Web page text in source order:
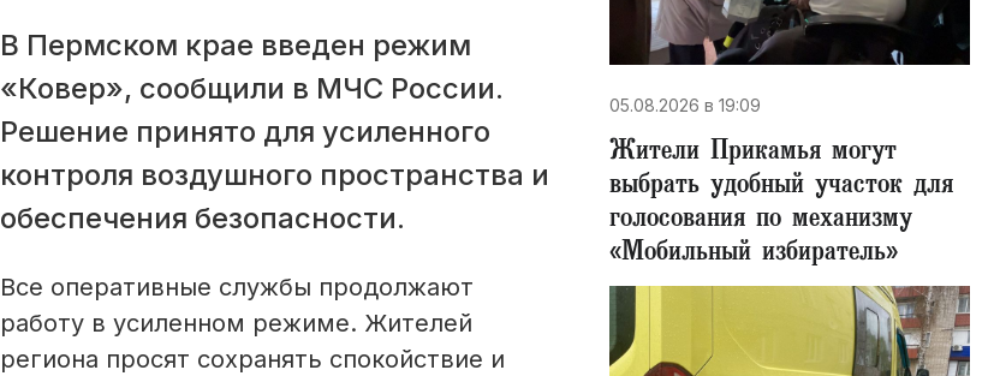
В Пермском крае введен режим
«Ковер», сообщили в МЧС России.
Решение принято для усиленного
контроля воздушного пространства и
обеспечения безопасности.
Все оперативные службы продолжают
работу в усиленном режиме. Жителей
региона просят сохранять спокойствие и
05.08.2026 в 19:09
Жители Прикамья могут
выбрать удобный участок для
голосования по механизму
«Мобильный избиратель»